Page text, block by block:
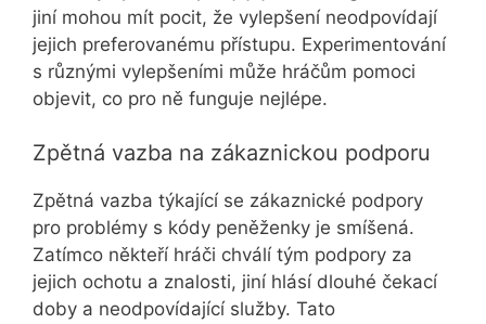
jiní mohou mít pocit, že vylepšení neodpovídají
jejich preferovanému přístupu. Experimentování
s různými vylepšeními může hráčům pomoci
objevit, co pro ně funguje nejlépe.
Zpětná vazba na zákaznickou podporu
Zpětná vazba týkající se zákaznické podpory
pro problémy s kódy peněženky je smíšená.
Zatímco někteří hráči chválí tým podpory za
jejich ochotu a znalosti, jiní hlásí dlouhé čekací
doby a neodpovídající služby. Tato